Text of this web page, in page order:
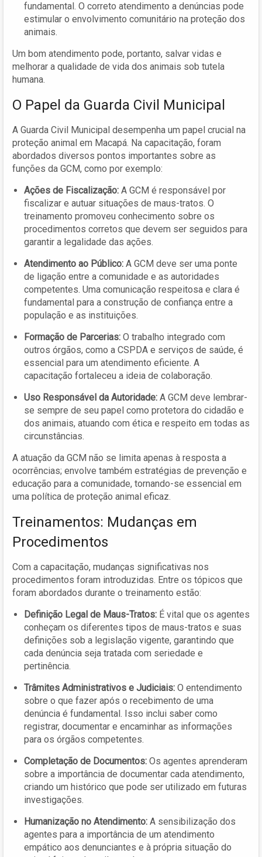
fundamental. O correto atendimento a denúncias pode
estimular o envolvimento comunitário na proteção dos
animais.
Um bom atendimento pode, portanto, salvar vidas e
melhorar a qualidade de vida dos animais sob tutela
humana.
O Papel da Guarda Civil Municipal
A Guarda Civil Municipal desempenha um papel crucial na
proteção animal em Macapá. Na capacitação, foram
abordados diversos pontos importantes sobre as
funções da GCM, como por exemplo:
Ações de Fiscalização: A GCM é responsável por
fiscalizar e autuar situações de maus-tratos. O
treinamento promoveu conhecimento sobre os
procedimentos corretos que devem ser seguidos para
garantir a legalidade das ações.
Atendimento ao Público: A GCM deve ser uma ponte
de ligação entre a comunidade e as autoridades
competentes. Uma comunicação respeitosa e clara é
fundamental para a construção de confiança entre a
população e as instituições.
Formação de Parcerias: O trabalho integrado com
outros órgãos, como a CSPDA e serviços de saúde, é
essencial para um atendimento eficiente. A
capacitação fortaleceu a ideia de colaboração.
Uso Responsável da Autoridade: A GCM deve lembrar-
se sempre de seu papel como protetora do cidadão e
dos animais, atuando com ética e respeito em todas as
circunstâncias.
A atuação da GCM não se limita apenas à resposta a
ocorrências; envolve também estratégias de prevenção e
educação para a comunidade, tornando-se essencial em
uma política de proteção animal eficaz.
Treinamentos: Mudanças em
Procedimentos
Com a capacitação, mudanças significativas nos
procedimentos foram introduzidas. Entre os tópicos que
foram abordados durante o treinamento estão:
Definição Legal de Maus-Tratos: É vital que os agentes
conheçam os diferentes tipos de maus-tratos e suas
definições sob a legislação vigente, garantindo que
cada denúncia seja tratada com seriedade e
pertinência.
Trâmites Administrativos e Judiciais: O entendimento
sobre o que fazer após o recebimento de uma
denúncia é fundamental. Isso inclui saber como
registrar, documentar e encaminhar as informações
para os órgãos competentes.
Completação de Documentos: Os agentes aprenderam
sobre a importância de documentar cada atendimento,
criando um histórico que pode ser utilizado em futuras
investigações.
Humanização no Atendimento: A sensibilização dos
agentes para a importância de um atendimento
empático aos denunciantes e à própria situação do